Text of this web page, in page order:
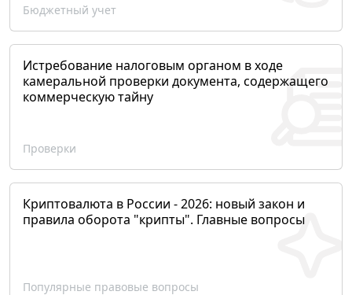
Бюджетный учет
Истребование налоговым органом в ходе
камеральной проверки документа, содержащего
коммерческую тайну
Проверки
Криптовалюта в России - 2026: новый закон и
правила оборота "крипты". Главные вопросы
Популярные правовые вопросы